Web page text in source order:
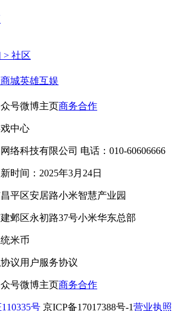
> 社区
城英雄互娱
号微博主页商务合作
中心
络科技有限公司 电话：010-60606666
时间：2025年3月24日
平区安居路小米智慧产业园
邺区永初路37号小米华东总部
米币
议用户服务协议
号微博主页商务合作
号 京ICP备17017388号-1营业执照